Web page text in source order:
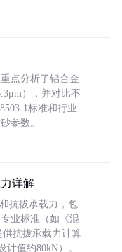
点分析了铝合金
），并对比不
1标准和行业
参数。
详解
抗拔承载力，包
业标准（如《混
供抗拔承载力计算
值约80kN）。